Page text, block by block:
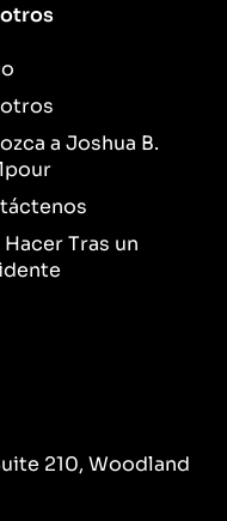
a Joshua B.
Hacer Tras un
210, Woodland